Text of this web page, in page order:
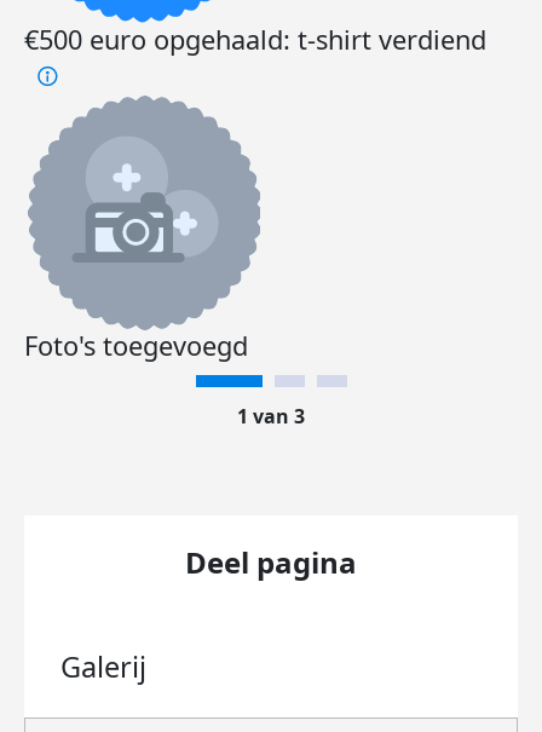
€500 euro opgehaald: t-shirt verdiend
Foto's toegevoegd
1 van 3
Deel pagina
Galerij